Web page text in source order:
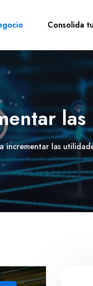
Consolida
incrementar las